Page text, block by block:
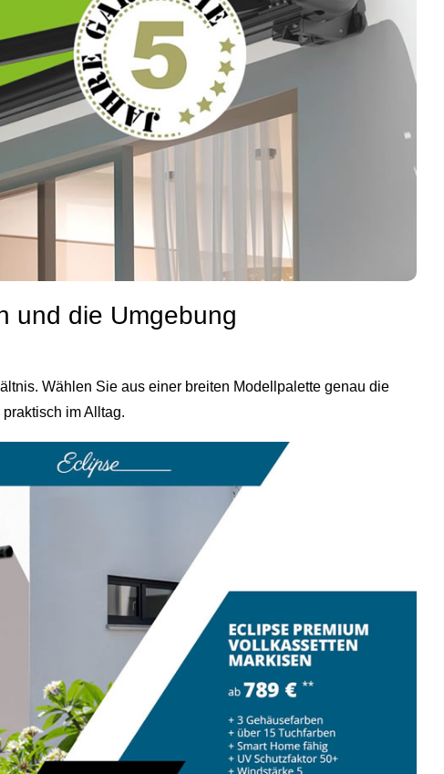
und die Umgebung
Wählen Sie aus einer breiten Modellpalette genau die
im Alltag.